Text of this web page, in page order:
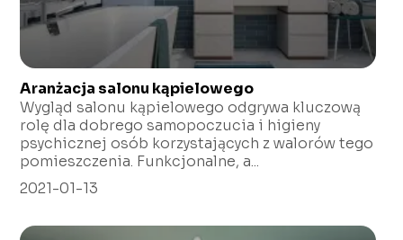
Aranżacja salonu kąpielowego
Wygląd salonu kąpielowego odgrywa kluczową
rolę dla dobrego samopoczucia i higieny
psychicznej osób korzystających z walorów tego
pomieszczenia. Funkcjonalne, a...
2021-01-13